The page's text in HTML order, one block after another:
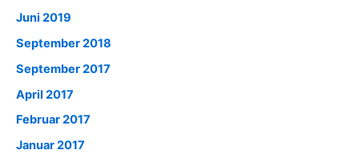
Juni 2019
September 2018
September 2017
April 2017
Februar 2017
Januar 2017